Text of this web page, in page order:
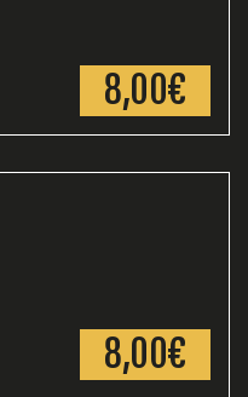
8,00€
8,00€